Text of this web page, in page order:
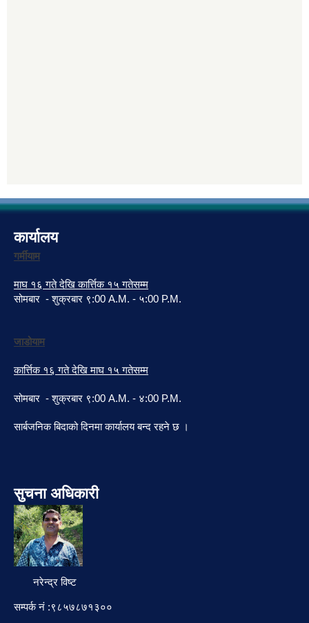
कार्यालय
गर्मीयाम
माघ १६ गते देखि कार्त्तिक १५ गतेसम्म
सोमबार - शुक्रबार ९:00 A.M. - ५:00 P.M.
जाडोयाम
कार्त्तिक १६ गते देखि माघ १५ गतेसम्म
सोमबार - शुक्रबार ९:00 A.M. - ४:00 P.M.
सार्बजनिक बिदाको दिनमा कार्यालय बन्द रहने छ ।
सुचना अधिकारी
नरेन्द्र विष्ट
सम्पर्क नं :९८५७८७१३००